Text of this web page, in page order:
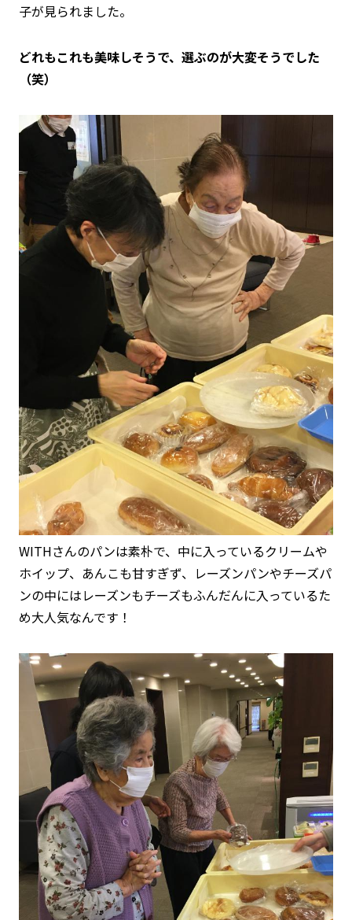
子が見られました。
どれもこれも美味しそうで、選ぶのが大変そうでした
（笑）
WITHさんのパンは素朴で、中に入っているクリームや
ホイップ、あんこも甘すぎず、レーズンパンやチーズパ
ンの中にはレーズンもチーズもふんだんに入っているた
め大人気なんです！